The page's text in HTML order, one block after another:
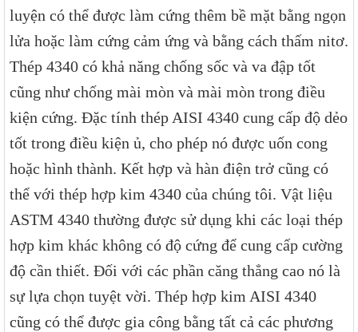
luyện có thể được làm cứng thêm bề mặt bằng ngọn
lửa hoặc làm cứng cảm ứng và bằng cách thấm nitơ.
Thép 4340 có khả năng chống sốc và va đập tốt
cũng như chống mài mòn và mài mòn trong điều
kiện cứng. Đặc tính thép AISI 4340 cung cấp độ dẻo
tốt trong điều kiện ủ, cho phép nó được uốn cong
hoặc hình thành. Kết hợp và hàn điện trở cũng có
thể với thép hợp kim 4340 của chúng tôi. Vật liệu
ASTM 4340 thường được sử dụng khi các loại thép
hợp kim khác không có độ cứng để cung cấp cường
độ cần thiết. Đối với các phần căng thẳng cao nó là
sự lựa chọn tuyệt vời. Thép hợp kim AISI 4340
cũng có thể được gia công bằng tất cả các phương